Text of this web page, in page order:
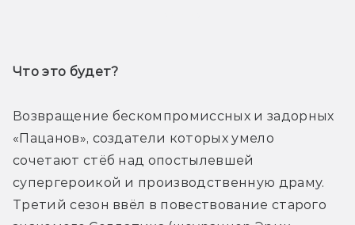
Что это будет?
Возвращение бескомпромиссных и задорных
«Пацанов», создатели которых умело
сочетают стёб над опостылевшей
супергероикой и производственную драму.
Третий сезон ввёл в повествование старого